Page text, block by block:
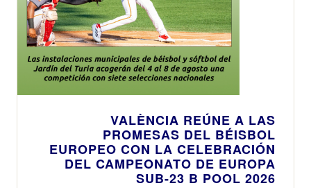
VALÈNCIA REÚNE A LAS
PROMESAS DEL BÉISBOL
EUROPEO CON LA CELEBRACIÓN
DEL CAMPEONATO DE EUROPA
SUB-23 B POOL 2026